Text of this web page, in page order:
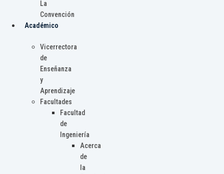
La
Convención
Académico
Vicerrectora
de
Enseñanza
y
Aprendizaje
Facultades
Facultad
de
Ingeniería
Acerca
de
la